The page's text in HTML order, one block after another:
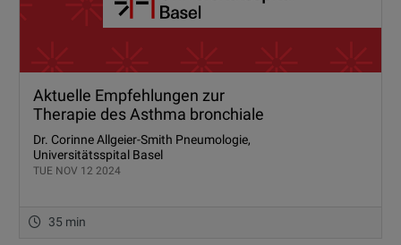
Aktuelle Empfehlungen zur
Therapie des Asthma bronchiale
Dr. Corinne Allgeier-Smith Pneumologie,
Universitätsspital Basel
TUE NOV 12 2024
35 min